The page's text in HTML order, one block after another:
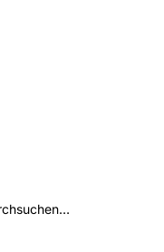
Arbeitsplatz & Richtlinien